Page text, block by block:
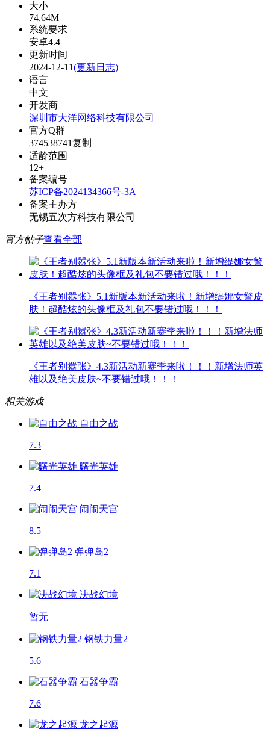
大小
74.64M
系统要求
安卓4.4
更新时间
2024-12-11(更新日志)
语言
中文
开发商
深圳市大洋网络科技有限公司
官方Q群
374538741复制
适龄范围
12+
备案编号
苏ICP备2024134366号-3A
备案主办方
无锡五次方科技有限公司
官方帖子查看全部
《王者别嚣张》5.1新版本新活动来啦！新增缇娜女警皮
肤！超酷炫的头像框及礼包不要错过哦！！！
《王者别嚣张》4.3新活动新赛季来啦！！！新增法师英
雄以及绝美皮肤~不要错过哦！！！
相关游戏
自由之战
7.3
曙光英雄
7.4
闹闹天宫
8.5
弹弹岛2
7.1
决战幻境
暂无
钢铁力量2
5.6
石器争霸
7.6
龙之起源